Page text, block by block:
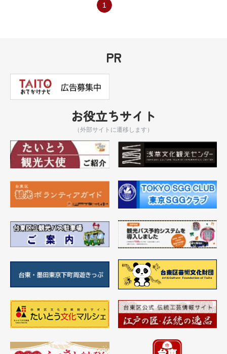
1
PR
お役立ちサイト
（外部サイトに遷移します）